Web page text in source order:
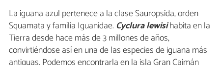
La iguana azul pertenece a la clase Sauropsida, orden
Squamata y familia Iguanidae. Cyclura lewisihabita en la
Tierra desde hace más de 3 millones de años,
convirtiéndose así en una de las especies de iguana más